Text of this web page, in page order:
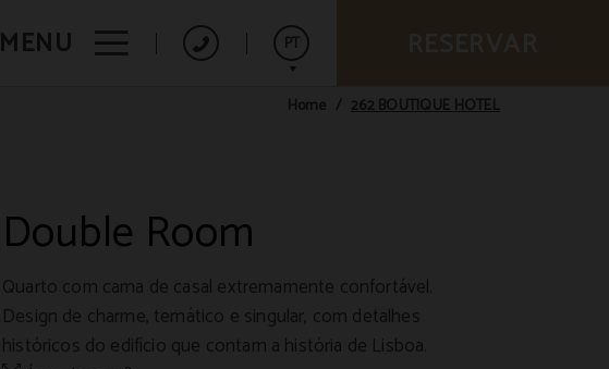
MENU PT
Home 262 BOUTIQUE HOTEL
Double Room
Quarto com cama de casal extremamente confortável.
Design de charme, temático e singular, com detalhes
históricos do edifício que contam a história de Lisboa.